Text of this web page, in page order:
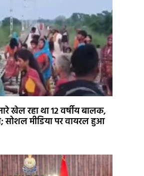
खेल रहा था 12 वर्षीय बालक,
सोशल मीडिया पर वायरल हुआ